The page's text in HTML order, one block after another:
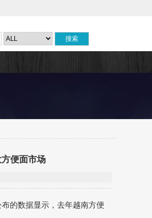
便面市场
的数据显示，去年越南方便